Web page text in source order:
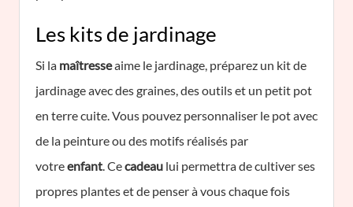
Les kits de jardinage
Si la maîtresseaime le jardinage, préparez un kit de
jardinage avec des graines, des outils et un petit pot
en terre cuite. Vous pouvez personnaliser le pot avec
de la peinture ou des motifs réalisés par
votreenfant. Cecadeau lui permettra de cultiver ses
propres plantes et de penser à vous chaque fois